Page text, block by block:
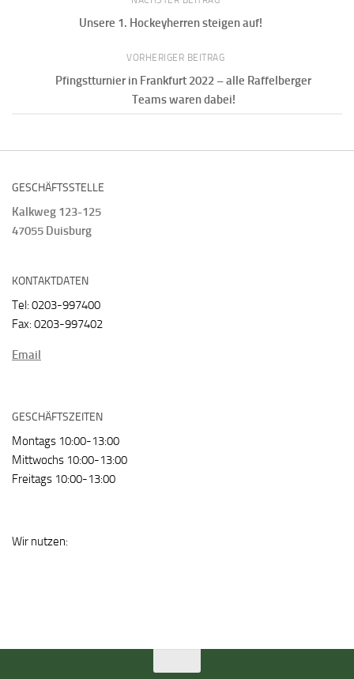
Unsere 1. Hockeyherren steigen auf!
VORHERIGER BEITRAG
Pfingstturnier in Frankfurt 2022 – alle Raffelberger
Teams waren dabei!
GESCHÄFTSSTELLE
Kalkweg 123-125
47055 Duisburg
KONTAKTDATEN
Tel: 0203-997400
Fax: 0203-997402
Email
GESCHÄFTSZEITEN
Montags 10:00-13:00
Mittwochs 10:00-13:00
Freitags 10:00-13:00
Wir nutzen: